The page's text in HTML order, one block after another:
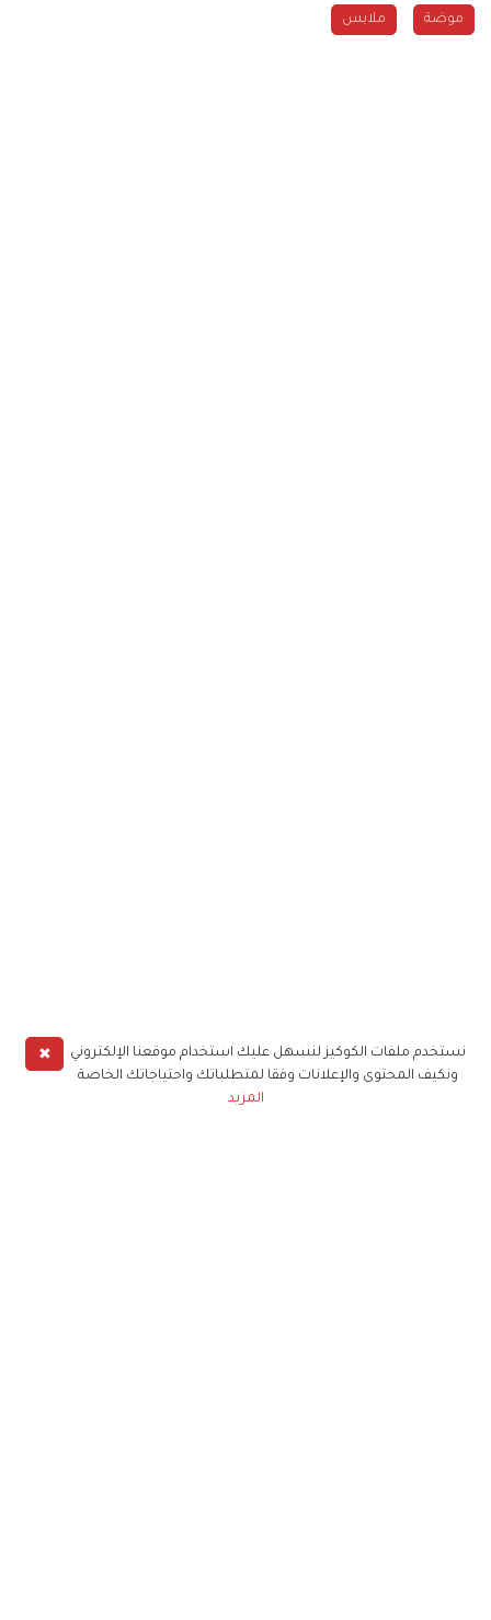
موضة ملابس
✖
نستخدم ملفات الكوكيز لنسهل عليك استخدام موقعنا الإلكتروني
ونكيف المحتوى والإعلانات وفقا لمتطلباتك واحتياجاتك الخاصة
المزيد